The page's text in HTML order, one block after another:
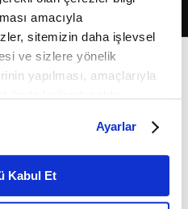
amacıyla
sitemizin daha işlevsel
ve sizlere yönelik
yapılması, amaçlarıyla
ilişkin detaylı bilgi için
Çerez Bilgilendirme
Kanunu uyarınca
Ayarlar
Kabul Et